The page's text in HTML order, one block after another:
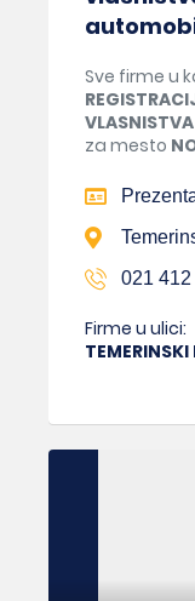
Sve firme u
za mesto
021 412
Firme u ulici: